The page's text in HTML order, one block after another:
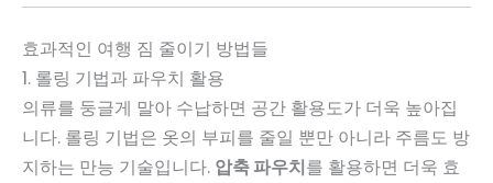
효과적인 여행 짐 줄이기 방법들
1. 롤링 기법과 파우치 활용
의류를 둥글게 말아 수납하면 공간 활용도가 더욱 높아집
니다. 롤링 기법은 옷의 부피를 줄일 뿐만 아니라 주름도 방
지하는 만능 기술입니다. 압축 파우치를 활용하면 더욱 효